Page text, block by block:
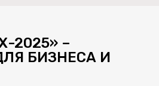
2025» –
БИЗНЕСА И